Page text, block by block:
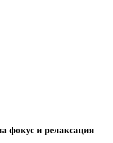
фокус и релаксация